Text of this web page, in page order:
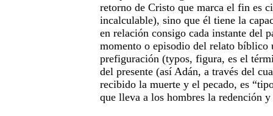
retorno de Cristo que marca el fin es
incalculable), sino que él tiene la
en relación consigo cada instante del
momento o episodio del relato bíblico
prefiguración (typos, figura, es el
del presente (así Adán, a través del
recibido la muerte y el pecado, es
que lleva a los hombres la redención